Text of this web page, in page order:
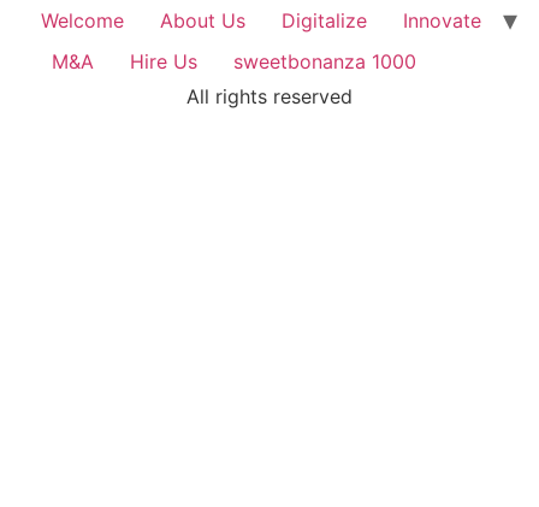
Welcome
About Us Digitalize
Innovate
M&A
Hire Us
sweetbonanza 1000
All rights reserved